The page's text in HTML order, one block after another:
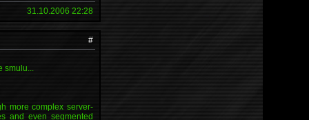
31.10.2006 22:28
#
more complex server-
and even segmented